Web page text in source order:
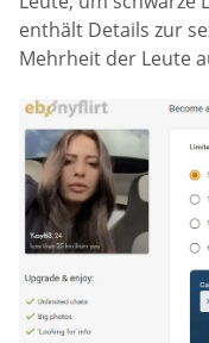
enthält Details zur
Mehrheit der Leute